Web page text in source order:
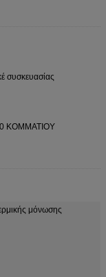
συσκευασίας
ΚΟΜΜΑΤΙΟΥ
μόνωσης